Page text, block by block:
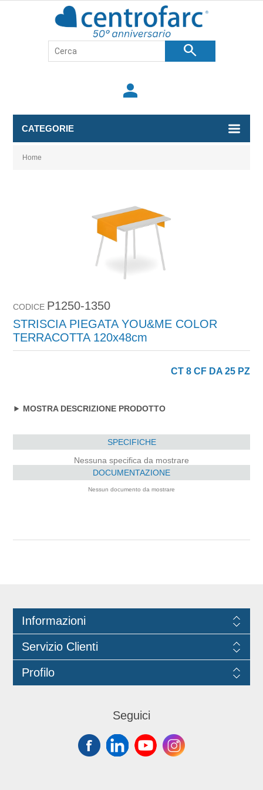
search
person
CATEGORIE
Home
CODICE P1250-1350
STRISCIA PIEGATA YOU&ME COLOR
TERRACOTTA 120x48cm
CT 8 CF DA 25 PZ
MOSTRA DESCRIZIONE PRODOTTO
SPECIFICHE
Nessuna specifica da mostrare
DOCUMENTAZIONE
Nessun documento da mostrare
Informazioni
Servizio Clienti
Profilo
Seguici